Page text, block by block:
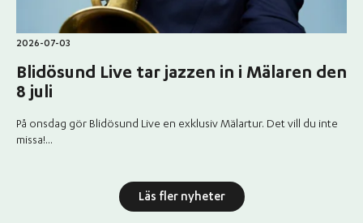
2026-07-03
Blidösund Live tar jazzen in i Mälaren den
8 juli
På onsdag gör Blidösund Live en exklusiv Mälartur. Det vill du inte
missa!...
Läs fler nyheter